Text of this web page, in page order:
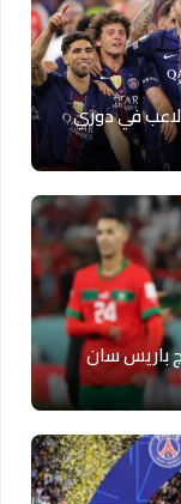
لاعب في دوري
باريس سان